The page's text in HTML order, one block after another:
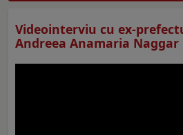
Videointerviu cu ex-
Andreea Anamaria Naggar